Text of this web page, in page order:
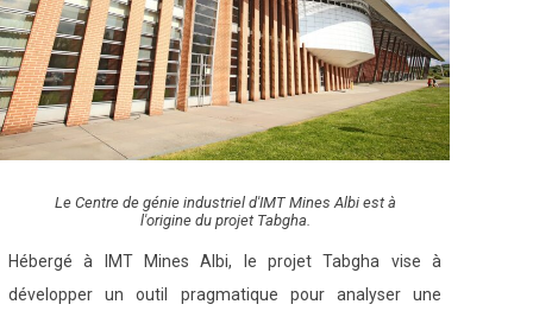
Le Centre de génie industriel d'IMT Mines Albi est à
l'origine du projet Tabgha.
Hébergé à IMT Mines Albi, le projet Tabgha vise à
développer un outil pragmatique pour analyser une